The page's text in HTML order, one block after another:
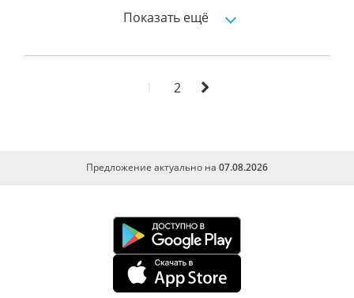
Инструменты мотивации инновационной
применением методов математического
железнодорожном транспорте
Управление инновациями в малом бизнесе
Анализ рынка и оценка
конкурентоспособности предприятия пао
Показать ещё
1 2
Предложение актуально на 07.08.2026